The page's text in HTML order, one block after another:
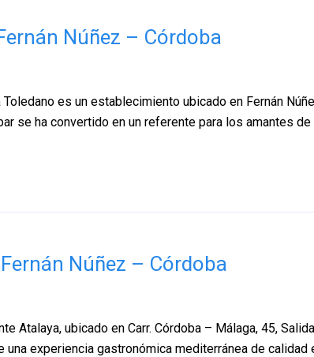
Núñez – Córdoba
es un establecimiento ubicado en Fernán
se ha convertido en un referente para los amantes de
Núñez – Córdoba
Atalaya, ubicado en Carr. Córdoba – Málaga, 45,
experiencia gastronómica mediterránea de calidad